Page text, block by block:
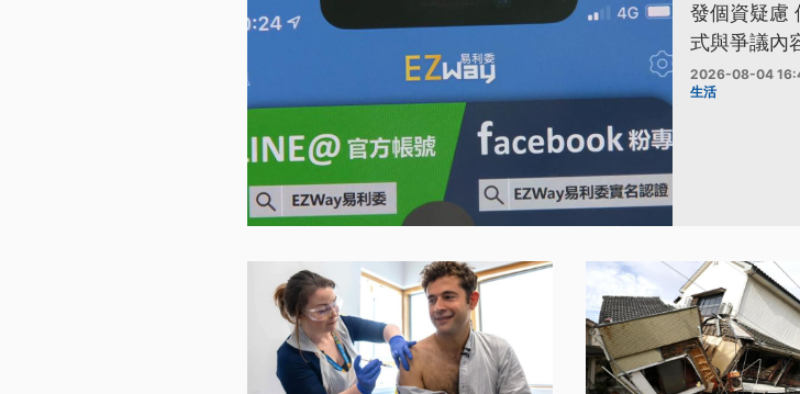
發個資疑慮
式與爭議內
2026-08-04
生活